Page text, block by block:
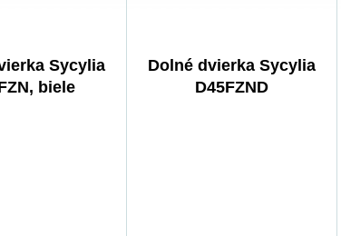
Sycylia
biele
Dolné dvierka Sycylia
D45FZND